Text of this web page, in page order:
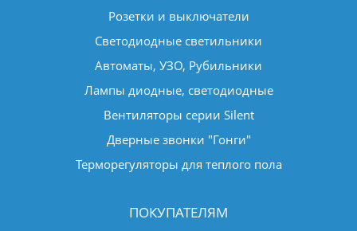
Розетки и выключатели
Светодиодные светильники
Автоматы, УЗО, Рубильники
Лампы диодные, светодиодные
Вентиляторы серии Silent
Дверные звонки "Гонги"
Терморегуляторы для теплого пола
ПОКУПАТЕЛЯМ